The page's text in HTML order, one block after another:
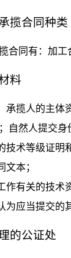
揽合同种类
合同有：加工
料
承揽人的主体
自然人提交身
技术等级证明
文本；
作有关的技术
为应当提交的
的公证处